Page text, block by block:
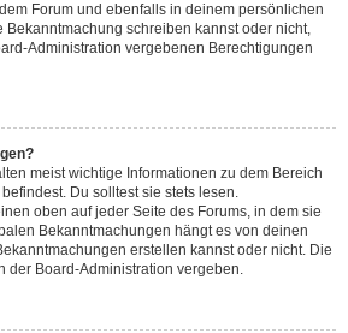
Forum und ebenfalls in deinem persönlichen
Bekanntmachung schreiben kannst oder nicht,
Administration vergebenen Berechtigungen
meist wichtige Informationen zu dem Bereich
Du solltest sie stets lesen.
oben auf jeder Seite des Forums, in dem sie
Bekanntmachungen hängt es von deinen
erstellen kannst oder nicht. Die
der Board-Administration vergeben.